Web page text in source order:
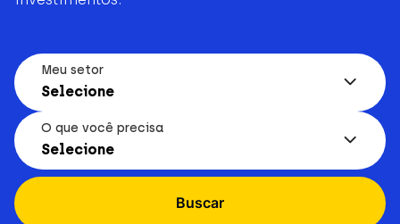
Meu setor
Selecione
O que você precisa
Selecione
Buscar